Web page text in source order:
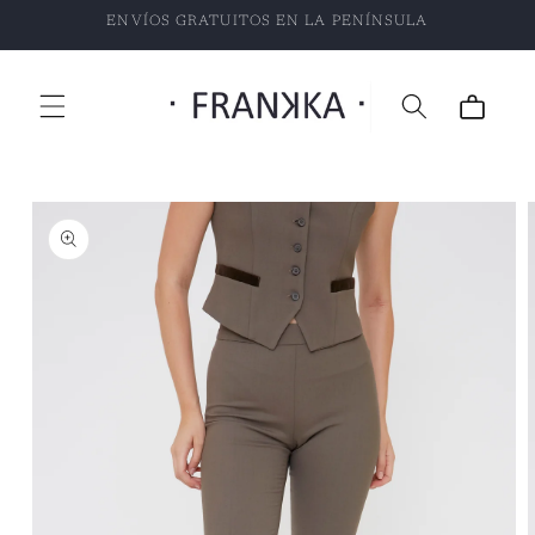
directamente
al contenido
ENVÍOS GRATUITOS EN LA PENÍNSULA
Carrito
directamente
información